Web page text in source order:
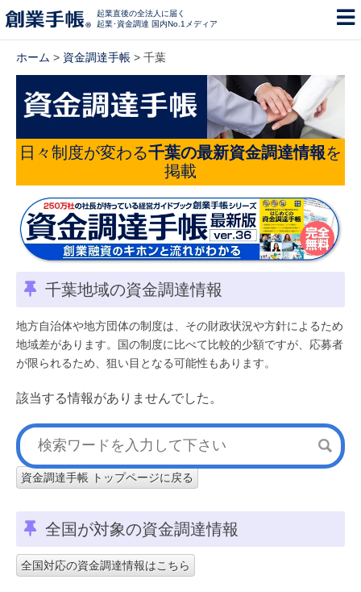
起業直後の全法人に届く
起業･資金調達 国内No.1メディア
ホーム > 資金調達手帳 > 千葉
日々制度が変わる千葉の最新資金調達情報を
掲載
千葉地域の資金調達情報
地方自治体や地方団体の制度は、その財政状況や方針によるため
地域差があります。国の制度に比べて比較的少額ですが、応募者
が限られるため、狙い目となる可能性もあります。
該当する情報がありませんでした。
資金調達手帳 トップページに戻る
全国が対象の資金調達情報
全国対応の資金調達情報はこちら